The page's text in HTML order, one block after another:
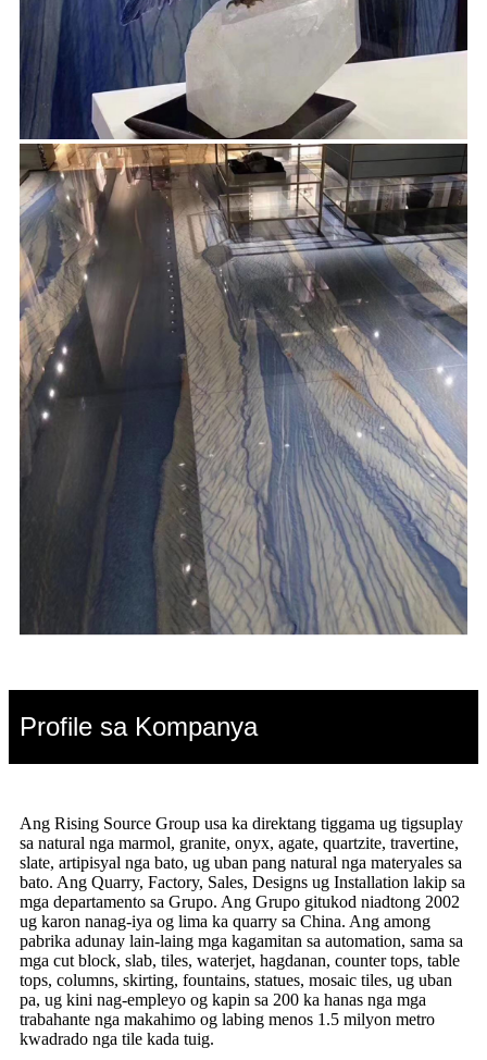
Profile sa Kompanya
Ang Rising Source Group usa ka direktang tiggama ug tigsuplay
sa natural nga marmol, granite, onyx, agate, quartzite, travertine,
slate, artipisyal nga bato, ug uban pang natural nga materyales sa
bato. Ang Quarry, Factory, Sales, Designs ug Installation lakip sa
mga departamento sa Grupo. Ang Grupo gitukod niadtong 2002
ug karon nanag-iya og lima ka quarry sa China. Ang among
pabrika adunay lain-laing mga kagamitan sa automation, sama sa
mga cut block, slab, tiles, waterjet, hagdanan, counter tops, table
tops, columns, skirting, fountains, statues, mosaic tiles, ug uban
pa, ug kini nag-empleyo og kapin sa 200 ka hanas nga mga
trabahante nga makahimo og labing menos 1.5 milyon metro
kwadrado nga tile kada tuig.